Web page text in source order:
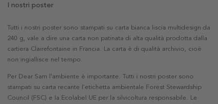
I nostri poster
Tutti i nostri poster sono stampati su carta bianca liscia multidesign da
240 g, vale a dire una carta non patinata di alta qualità prodotta dalla
cartiera Clairefontaine in Francia. La carta è di qualità archivio, cioè
non ingiallisce nel tempo.
Per Dear Sam l'ambiente è importante. Tutti i nostri poster sono
stampati su carta recante l'etichetta ambientale Forest Stewardship
Council (FSC) e la Ecolabel UE per la silvicoltura responsabile. Le